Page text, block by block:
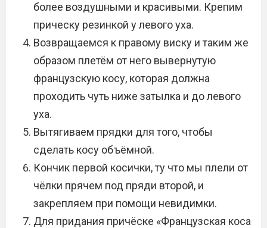
более воздушными и красивыми. Крепим
прическу резинкой у левого уха.
Возвращаемся к правому виску и таким же
образом плетём от него вывернутую
французскую косу, которая должна
проходить чуть ниже затылка и до левого
уха.
Вытягиваем прядки для того, чтобы
сделать косу объёмной.
Кончик первой косички, ту что мы плели от
чёлки прячем под пряди второй, и
закрепляем при помощи невидимки.
Для придания причёске «Французская коса